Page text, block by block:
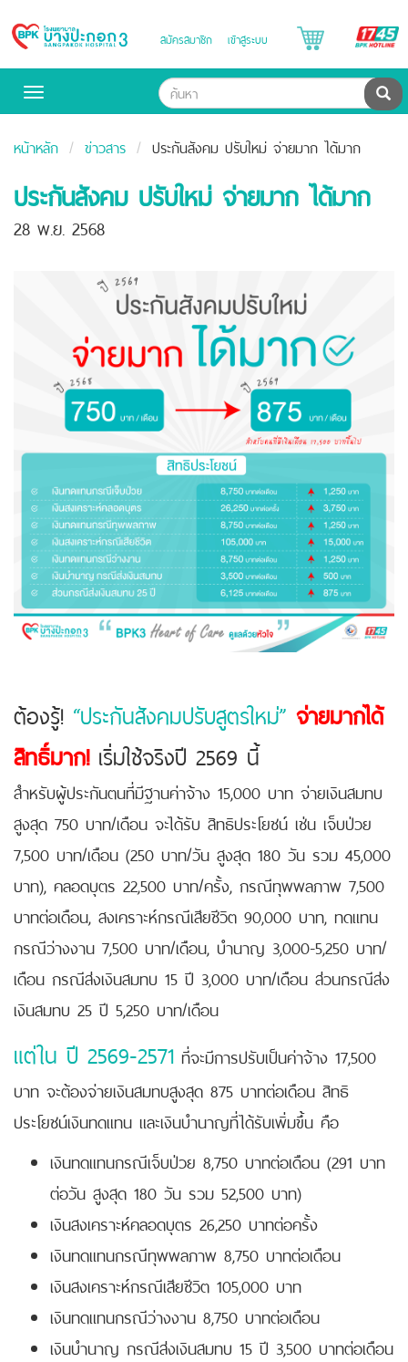
Bangpakok
สมัครสมาชิก เข้าสู่ระบบ
Toggle
ค้น
หน้าหลัก ข่าวสาร ประกันสังคม ปรับใหม่ จ่ายมาก ได้มาก
ประกันสังคม ปรับใหม่ จ่ายมาก ได้มาก
28 พ.ย. 2568
ต้องรู้! “ประกันสังคมปรับสูตรใหม่” จ่ายมากได้
สิทธิ์มาก!เริ่มใช้จริงปี 2569 นี้
สำหรับผู้ประกันตนที่มีฐานค่าจ้าง 15,000 บาท จ่ายเงินสมทบ
สูงสุด 750 บาท/เดือน จะได้รับ สิทธิประโยชน์ เช่น เจ็บป่วย
7,500 บาท/เดือน (250 บาท/วัน สูงสุด 180 วัน รวม 45,000
บาท), คลอดบุตร 22,500 บาท/ครั้ง, กรณีทุพพลภาพ 7,500
บาทต่อเดือน, สงเคราะห์กรณีเสียชีวิต 90,000 บาท, ทดแทน
กรณีว่างงาน 7,500 บาท/เดือน, บำนาญ 3,000-5,250 บาท/
เดือน กรณีส่งเงินสมทบ 15 ปี 3,000 บาท/เดือน ส่วนกรณีส่ง
เงินสมทบ 25 ปี 5,250 บาท/เดือน
แต่ใน ปี 2569-2571 ที่จะมีการปรับเป็นค่าจ้าง 17,500
บาท จะต้องจ่ายเงินสมทบสูงสุด 875 บาทต่อเดือน สิทธิ
ประโยชน์เงินทดแทน และเงินบำนาญที่ได้รับเพิ่มขึ้น คือ
เงินทดแทนกรณีเจ็บป่วย 8,750 บาทต่อเดือน (291 บาท
ต่อวัน สูงสุด 180 วัน รวม 52,500 บาท)
เงินสงเคราะห์คลอดบุตร 26,250 บาทต่อครั้ง
เงินทดแทนกรณีทุพพลภาพ 8,750 บาทต่อเดือน
เงินสงเคราะห์กรณีเสียชีวิต 105,000 บาท
เงินทดแทนกรณีว่างงาน 8,750 บาทต่อเดือน
เงินบำนาญ กรณีส่งเงินสมทบ 15 ปี 3,500 บาทต่อเดือน